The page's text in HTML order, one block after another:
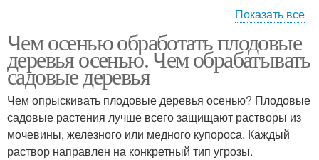
Косточковые дерева Дерева от парши
Химическая обработка Осенняя обработка
Показать все
Чем осенью обработать плодовые
деревья осенью. Чем обрабатывать
садовые деревья
Чем опрыскивать плодовые деревья осенью? Плодовые
садовые растения лучше всего защищают растворы из
мочевины, железного или медного купороса. Каждый
раствор направлен на конкретный тип угрозы.